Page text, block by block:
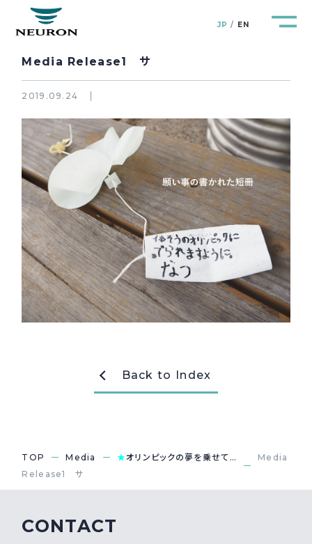
JP EN
管路防災研究所 Pipeline Resilience Lab.
企業情報 Company
製品＆サービス Products&Service
研究開発 R&D
新着情報 News&Topics
Media Release1 サ
2019.09.24
Back to Index
TOP Media ★オリンピックの夢を乗せて…
Media
Release1 サ
CONTACT